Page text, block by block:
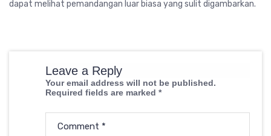
dapat melihat pemandangan luar biasa yang sulit digambarkan.
Leave a Reply
Your email address will not be published.
Required fields are marked *
Comment *